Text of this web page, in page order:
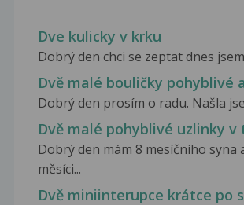
Dve kulicky v krku
Dobrý den chci se zeptat dnes
Dvě malé bouličky pohyblivé
Dobrý den prosím o radu. Našla
Dvě malé pohyblivé uzlinky v
Dobrý den mám 8 mesíčního syna
měsíci...
Dvě miniinterupce krátce po